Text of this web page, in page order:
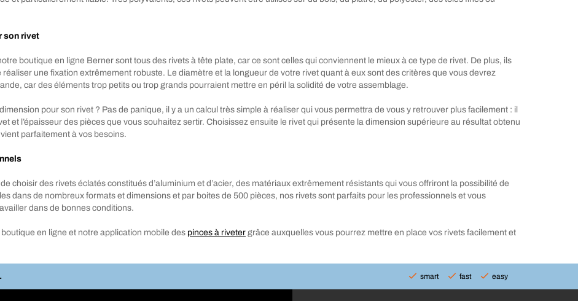
son rivet
boutique en ligne Berner sont tous des rivets à tête plate, car ce sont celles qui conviennent le mieux à ce type de rivet. De plus, ils
une fixation extrêmement robuste. Le diamètre et la longueur de votre rivet quant à eux sont des critères que vous devrez
car des éléments trop petits ou trop grands pourraient mettre en péril la solidité de votre assemblage.
pour son rivet ? Pas de panique, il y a un calcul très simple à réaliser qui vous permettra de vous y retrouver plus facilement : il
et l’épaisseur des pièces que vous souhaitez sertir. Choisissez ensuite le rivet qui présente la dimension supérieure au résultat obtenu
parfaitement à vos besoins.
choisir des rivets éclatés constitués d’aluminium et d’acier, des matériaux extrêmement résistants qui vous offriront la possibilité de
dans de nombreux formats et dimensions et par boites de 500 pièces, nos rivets sont parfaits pour les professionnels et vous
dans de bonnes conditions.
en ligne et notre application mobile des pinces à riveter grâce auxquelles vous pourrez mettre en place vos rivets facilement et
smart fast easy